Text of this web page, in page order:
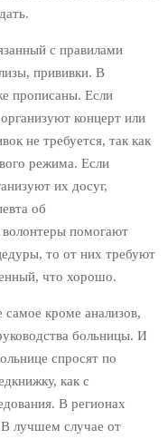
с правилами
прививки. В
прописаны. Если
концерт или
не требуется, так как
режима. Если
их досуг,
об
помогают
то от них требуют
что хорошо.
кроме анализов,
больницы. И
спросят по
как с
В регионах
лучшем случае от